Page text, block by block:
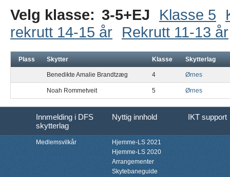
Velg klasse: 3-5+EJ Klasse 5
rekrutt 14-15 år
Rekrutt 11-13 år
Plass Skytter Klasse Skytterlag
Benedikte Amalie Brandtzæg 4 Ørnes
Noah Rommetveit 5 Ørnes
Innmelding i DFS
skytterlag
Nyttig innhold IKT support
Medlemsvilkår
Hjemme-LS 2021
Hjemme-LS 2020
Arrangementer
Skytebaneguide